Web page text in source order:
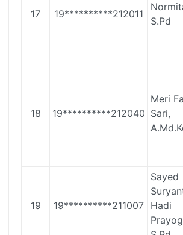
17 19**********212011
S.Pd
18 19**********212040
Meri
Sari,
19 19**********211007
Sayed
Hadi